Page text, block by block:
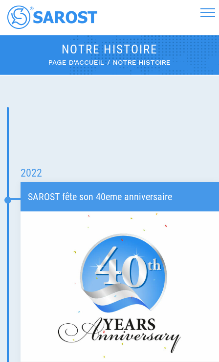
NOTRE HISTOIRE
PAGE D'ACCUEIL NOTRE HISTOIRE
2022
SAROST fête son 40eme anniversaire